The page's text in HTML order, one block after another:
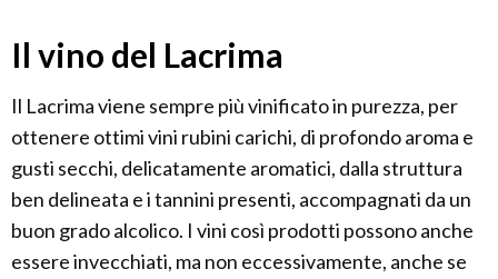
Il vino del Lacrima
Il Lacrima viene sempre più vinificato in purezza, per
ottenere ottimi vini rubini carichi, di profondo aroma e
gusti secchi, delicatamente aromatici, dalla struttura
ben delineata e i tannini presenti, accompagnati da un
buon grado alcolico. I vini così prodotti possono anche
essere invecchiati, ma non eccessivamente, anche se